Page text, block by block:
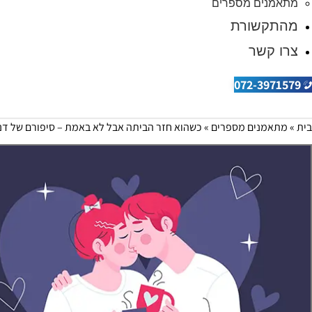
מתאמנים מספרים
מהתקשורת
צרו קשר
072-3971579
בית»מתאמנים מספרים »כשהוא חזר הביתה אבל לא באמת – סיפורם של